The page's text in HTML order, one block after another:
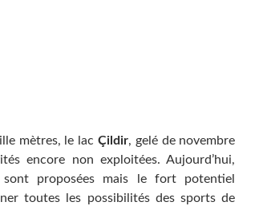
mètres, le lacÇildir, gelé de novembre
encore non exploitées. Aujourd’hui,
proposées mais le fort potentiel
toutes les possibilités des sports de